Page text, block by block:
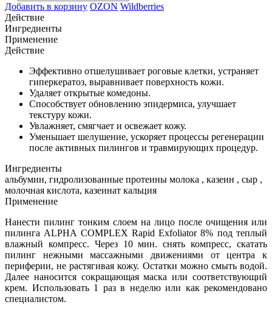
Добавить в корзину OZON Wildberries
Действие
Ингредиенты
Применение
Действие
Эффективно отшелушивает роговые клетки, устраняет
гиперкератоз, выравнивает поверхность кожи.
Удаляет открытые комедоны.
Способствует обновлению эпидермиса, улучшает
текстуру кожи.
Увлажняет, смягчает и освежает кожу.
Уменьшает шелушение, ускоряет процессы регенерации
после активных пилингов и травмирующих процедур.
Ингредиенты
альбумин, гидролизованные протеины молока , казеин , сыр ,
молочная кислота, казеинат кальция
Применение
Нанести пилинг тонким слоем на лицо после очищения или
пилинга ALPHA СOMPLEX Rapid Exfoliator 8% под теплый
влажный компресс. Через 10 мин. снять компресс, скатать
пилинг нежными массажными движениями от центра к
периферии, не растягивая кожу. Остатки можно смыть водой.
Далее наносится сокращающая маска или соответствующий
крем. Использовать 1 раз в неделю или как рекомендовано
специалистом.